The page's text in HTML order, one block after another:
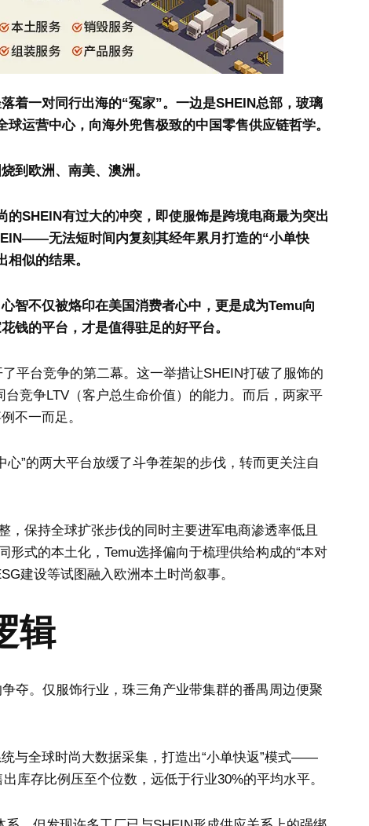
着一对同行出海的“冤家”。一边是SHEIN总部，玻璃
运营中心，向海外兜售极致的中国零售供应链哲学。
到欧洲、南美、澳洲。
SHEIN有过大的冲突，即使服饰是跨境电商最为突出
无法短时间内复刻其经年累月打造的“小单快
似的结果。
智不仅被烙印在美国消费者心中，更是成为Temu向
钱的平台，才是值得驻足的好平台。
平台竞争的第二幕。这一举措让SHEIN打破了服饰的
竞争LTV（客户总生命价值）的能力。而后，两家平
不一而足。
”的两大平台放缓了斗争茬架的步伐，转而更关注自
，保持全球扩张步伐的同时主要进军电商渗透率低且
形式的本土化，Temu选择偏向于梳理供给构成的“本对
建设等试图融入欧洲本土时尚叙事。
辑
夺。仅服饰行业，珠三角产业带集群的番禺周边便聚
与全球时尚大数据采集，打造出“小单快返”模式——
库存比例压至个位数，远低于行业30%的平均水平。